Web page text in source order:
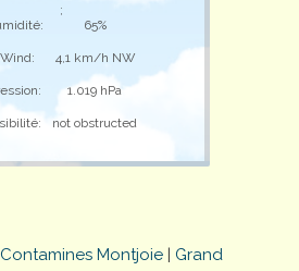
;
65%
Wind: 4,1 km/h NW
1.019 hPa
not obstructed
Contamines Montjoie | Grand